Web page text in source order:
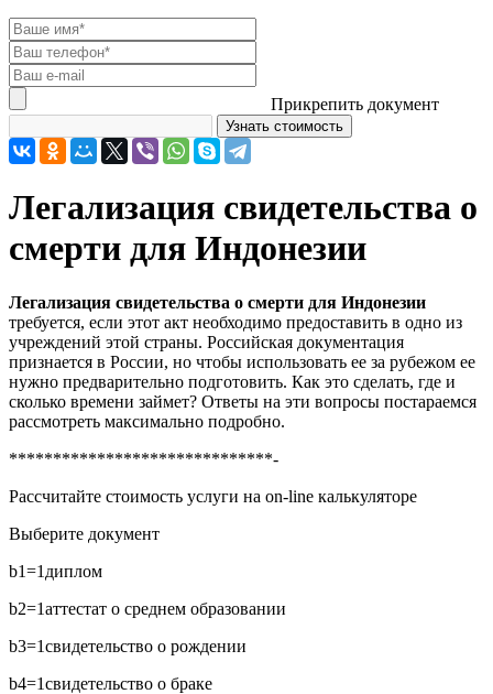
Прикрепить документ
Легализация свидетельства о
смерти для Индонезии
Легализация свидетельства о смерти для Индонезии
требуется, если этот акт необходимо предоставить в одно из
учреждений этой страны. Российская документация
признается в России, но чтобы использовать ее за рубежом ее
нужно предварительно подготовить. Как это сделать, где и
сколько времени займет? Ответы на эти вопросы постараемся
рассмотреть максимально подробно.
******************************-
Рассчитайте стоимость услуги на on-line калькуляторе
Выберите документ
b1=1 диплом
b2=1аттестат о среднем образовании
b3=1свидетельство о рождении
b4=1свидетельство о браке